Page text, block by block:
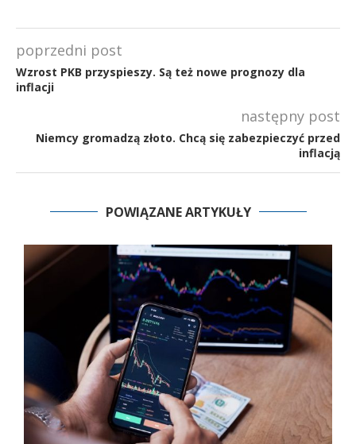
poprzedni post
Wzrost PKB przyspieszy. Są też nowe prognozy dla
inflacji
następny post
Niemcy gromadzą złoto. Chcą się zabezpieczyć przed
inflacją
POWIĄZANE ARTYKUŁY